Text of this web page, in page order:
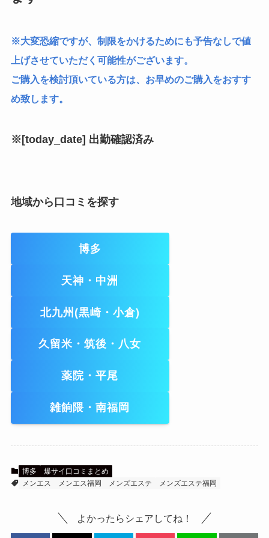
※大変恐縮ですが、制限をかけるためにも予告なしで値
上げさせていただく可能性がございます。
ご購入を検討頂いている方は、お早めのご購入をおすす
め致します。
※[today_date] 出勤確認済み
地域から口コミを探す
博多
天神・中洲
北九州(黒崎・小倉)
久留米・筑後・八女
薬院・平尾
雑餉隈・南福岡
博多
爆サイ口コミまとめ
メンエス
メンエス福岡 メンズエステ メンズエステ福岡
よかったらシェアしてね！